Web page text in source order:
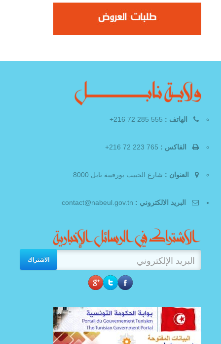
الهاتف :
الفاكس :
العنوان : شارع الحبيب بورقيبة نابل 8000
البريد الالكتروني :
الاشتراك